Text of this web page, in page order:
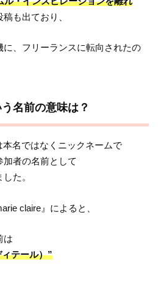
稿も出ており、
、フリーランスに転向されたの
名前の意味は？
本名ではなくニックネームで
者の名前として
た。
claire』によると、
は
テール）”